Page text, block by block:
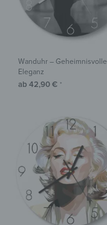
Wanduhr – Geheimnisvolle
Eleganz
ab 42,90€ *